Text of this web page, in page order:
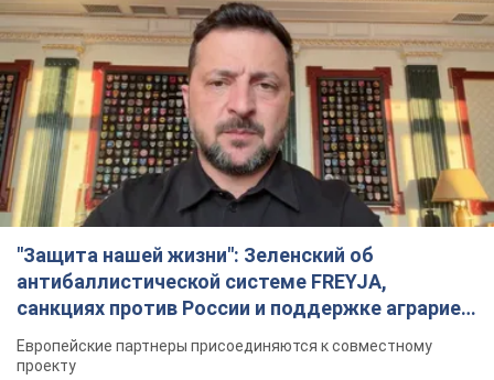
"Защита нашей жизни": Зеленский об
антибаллистической системе FREYJA,
санкциях против России и поддержке аграриев.
Видео
Европейские партнеры присоединяются к совместному
проекту